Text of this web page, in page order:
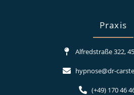
Praxis
Alfredstraße 322,
hypnose@dr-
(+49) 170 46